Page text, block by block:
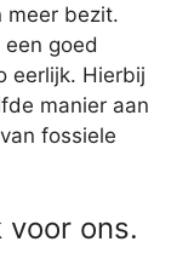
meer bezit.
goed
eerlijk. Hierbij
manier aan
fossiele
ons.